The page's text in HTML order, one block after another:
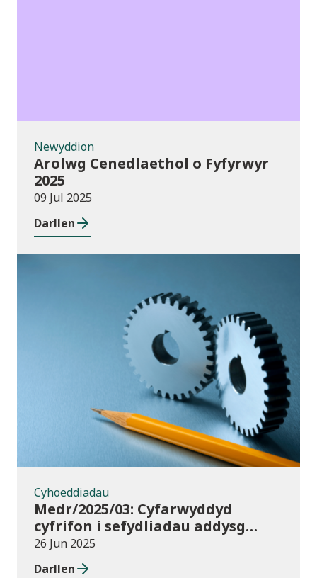
Newyddion
Arolwg Cenedlaethol o Fyfyrwyr
2025
09 Jul 2025
Darllen
Cyhoeddiadau
Cyhoeddiadau
Medr/2025/03: Cyfarwyddyd
cyfrifon i sefydliadau addysg
uwch yng Nghymru ar gyfer
2024/25
26 Jun 2025
Darllen